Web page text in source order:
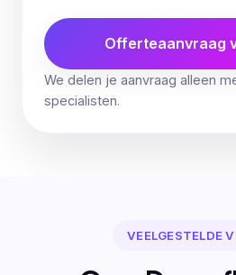
Offerteaanvraag
We delen je aanvraag alleen
specialisten.
VEELGESTELDE